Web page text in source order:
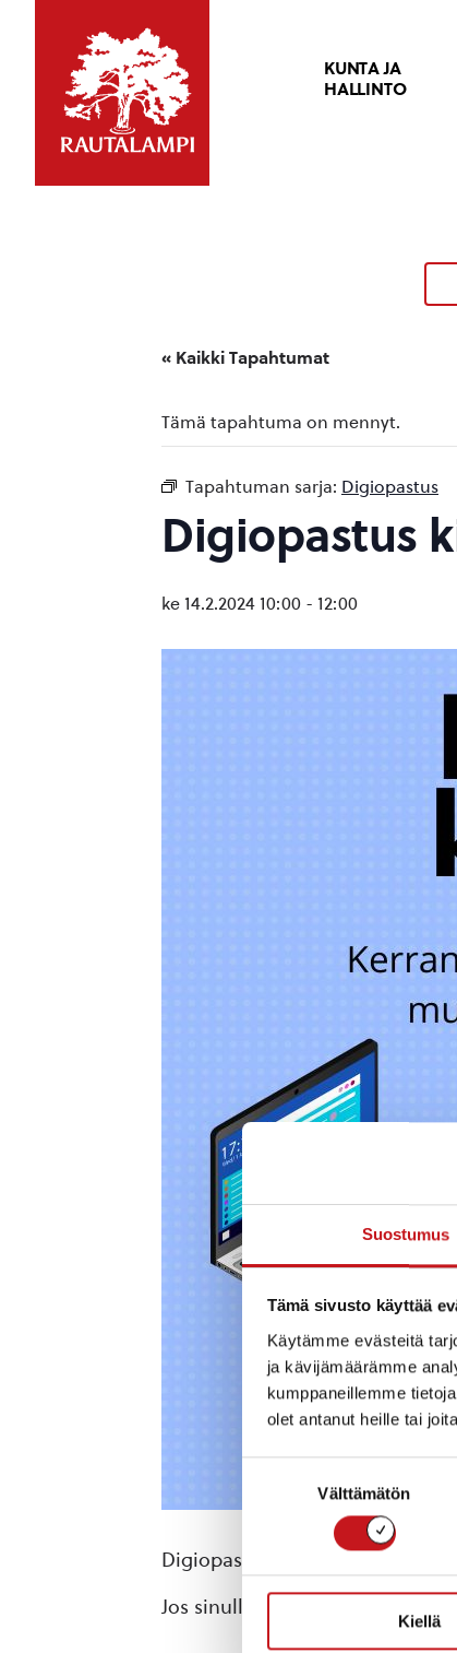
Suostumus
Tämä sivusto käyttää
Käytämme evästeitä
ja kävijämäärämme
kumppaneillemme
olet antanut heille tai
Välttämätön
Kiellä
KUNTA JA
HALLINTO
« Kaikki Tapahtumat
Tämä tapahtuma on mennyt.
Tapahtuman sarja: Digiopastus
Digiopastus
ke 14.2.2024 10:00 - 12:00
Digiopastusta saatavilla kerran
Jos sinulla on ongelmia